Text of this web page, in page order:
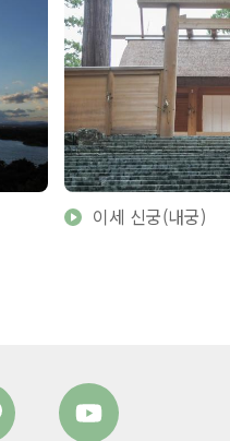
이세 신궁(내궁)